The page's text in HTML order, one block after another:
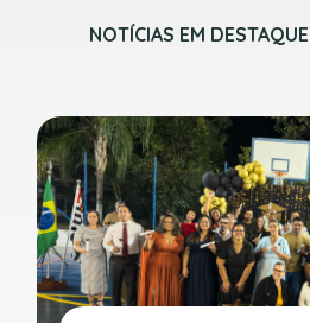
NOTÍCIAS EM DESTAQUE